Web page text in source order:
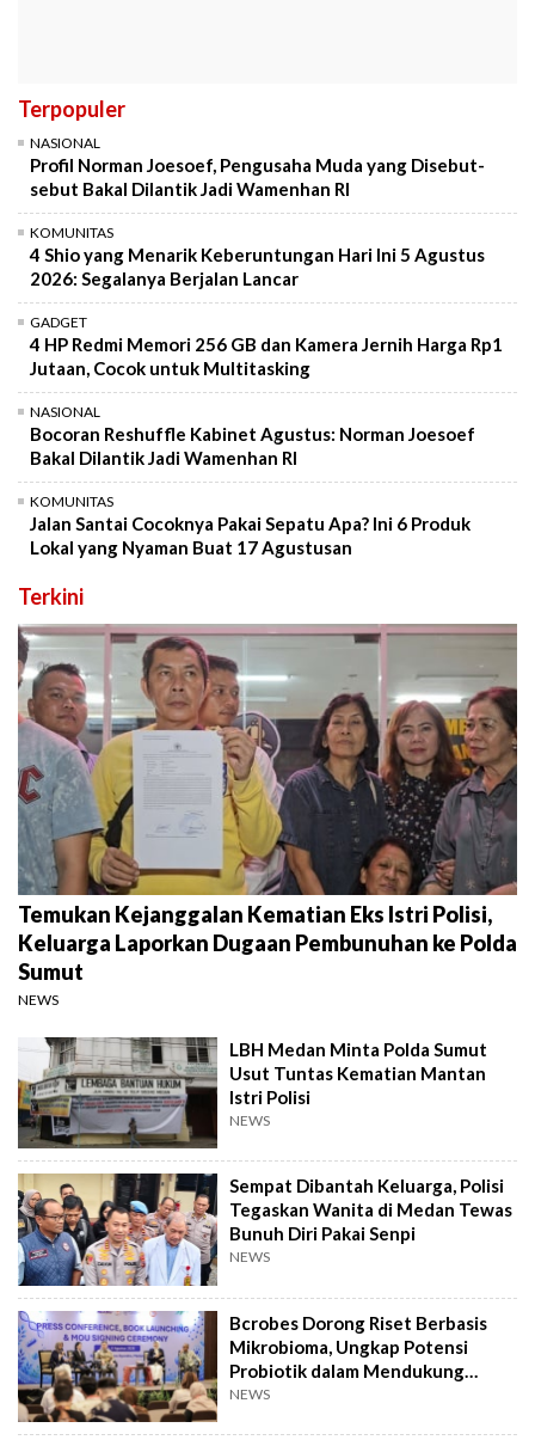
Terpopuler
NASIONAL
Profil Norman Joesoef, Pengusaha Muda yang Disebut-
sebut Bakal Dilantik Jadi Wamenhan RI
KOMUNITAS
4 Shio yang Menarik Keberuntungan Hari Ini 5 Agustus
2026: Segalanya Berjalan Lancar
GADGET
4 HP Redmi Memori 256 GB dan Kamera Jernih Harga Rp1
Jutaan, Cocok untuk Multitasking
NASIONAL
Bocoran Reshuffle Kabinet Agustus: Norman Joesoef
Bakal Dilantik Jadi Wamenhan RI
KOMUNITAS
Jalan Santai Cocoknya Pakai Sepatu Apa? Ini 6 Produk
Lokal yang Nyaman Buat 17 Agustusan
Terkini
Temukan Kejanggalan Kematian Eks Istri Polisi,
Keluarga Laporkan Dugaan Pembunuhan ke Polda
Sumut
NEWS
LBH Medan Minta Polda Sumut
Usut Tuntas Kematian Mantan
Istri Polisi
NEWS
Sempat Dibantah Keluarga, Polisi
Tegaskan Wanita di Medan Tewas
Bunuh Diri Pakai Senpi
NEWS
Bcrobes Dorong Riset Berbasis
Mikrobioma, Ungkap Potensi
Probiotik dalam Mendukung
Terapi Jerawat
NEWS